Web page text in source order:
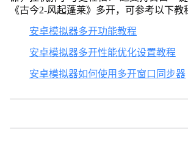
《古今2-风起蓬莱》多开，可参考以下教
安卓模拟器多开功能教程
安卓模拟器多开性能优化设置教程
安卓模拟器如何使用多开窗口同步器